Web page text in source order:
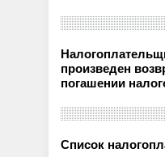
произведен
погашении
Список